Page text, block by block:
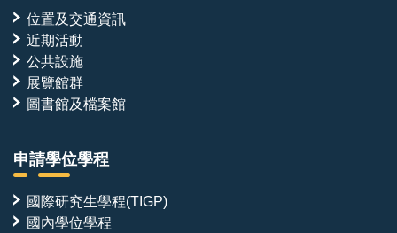
位置及交通資訊
近期活動
公共設施
展覽館群
圖書館及檔案館
申請學位學程
國際研究生學程(TIGP)
國內學位學程